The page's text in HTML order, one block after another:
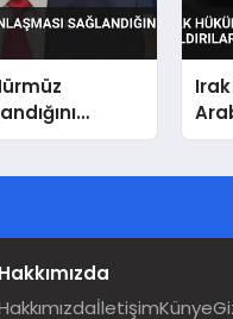
Hakkımızda
İletişimKünye